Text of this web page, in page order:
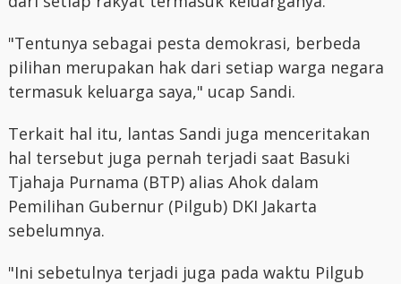
"Tentunya sebagai pesta demokrasi, berbeda
pilihan merupakan hak dari setiap warga negara
termasuk keluarga saya," ucap Sandi.
Terkait hal itu, lantas Sandi juga menceritakan
hal tersebut juga pernah terjadi saat Basuki
Tjahaja Purnama (BTP) alias Ahok dalam
Pemilihan Gubernur (Pilgub) DKI Jakarta
sebelumnya.
"Ini sebetulnya terjadi juga pada waktu Pilgub